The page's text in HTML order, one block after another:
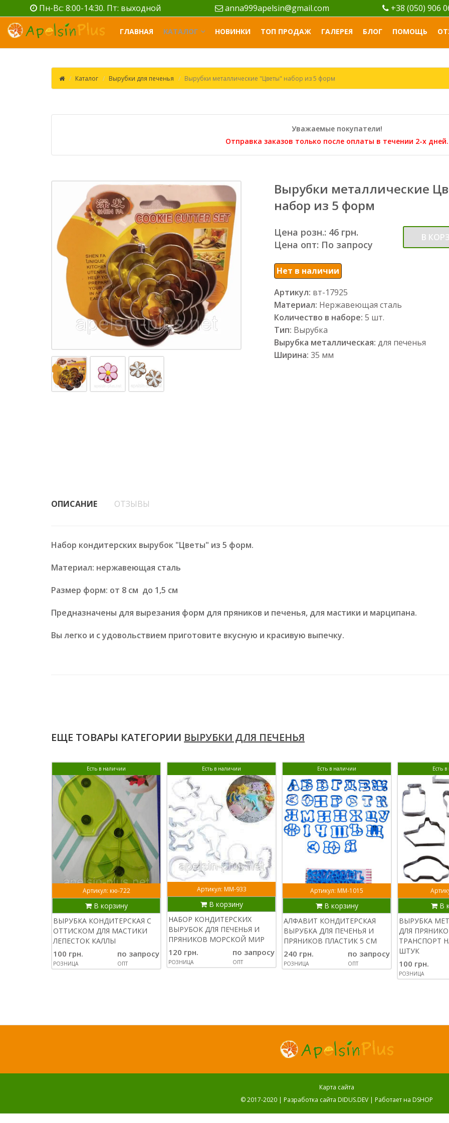
Пн-Вс: 8:00-14:30. Пт: выходной anna999apelsin@gmail.com +38 (050) 906
ГЛАВНАЯ КАТАЛОГ НОВИНКИ ТОП ПРОДАЖ ГАЛЕРЕЯ БЛОГ ПОМОЩЬ
Каталог Вырубки для печенья Вырубки металлические "Цветы" набор из 5 форм
Уважаемые покупатели!
Отправка заказов только после оплаты в течении 2-х дней.
Вырубки металлические
набор из 5 форм
Цена розн.: 46 грн.
Цена опт: По запросу
В
Нет в наличии
Артикул: вт-17925
Материал: Нержавеющая сталь
Количество в наборе: 5 шт.
Тип: Вырубка
Вырубка металлическая: для печенья
Ширина: 35 мм
ОПИСАНИЕ ОТЗЫВЫ
Набор кондитерских вырубок "Цветы" из 5 форм.
Материал: нержавеющая сталь
Размер форм: от 8 см до 1,5 см
Предназначены для вырезания форм для пряников и печенья, для мастики и марципана.
Вы легко и с удовольствием приготовите вкусную и красивую выпечку.
ЕЩЕ ТОВАРЫ КАТЕГОРИИ ВЫРУБКИ ДЛЯ ПЕЧЕНЬЯ
Есть в наличии
Артикул: кю-722
В корзину
ВЫРУБКА КОНДИТЕРСКАЯ С
ОТТИСКОМ ДЛЯ МАСТИКИ
ЛЕПЕСТОК КАЛЛЫ
100 грн.
РОЗНИЦА
по запросу
ОПТ
Есть в наличии
Артикул: ММ-933
В корзину
НАБОР КОНДИТЕРСКИХ
ВЫРУБОК ДЛЯ ПЕЧЕНЬЯ И
ПРЯНИКОВ МОРСКОЙ МИР
120 грн.
РОЗНИЦА
по запросу
ОПТ
Есть в наличии
Артикул: ММ-1015
В корзину
АЛФАВИТ КОНДИТЕРСКАЯ
ВЫРУБКА ДЛЯ ПЕЧЕНЬЯ И
ПРЯНИКОВ ПЛАСТИК 5 СМ
240 грн.
РОЗНИЦА
по запросу
ОПТ
Есть
В
ВЫРУБКА
ДЛЯ
ТРАНСПОРТ
ШТУК
100 грн.
РОЗНИЦА
Карта сайта
© 2017-2020 | Разработка сайта DIDUS.DEV | Работает на DSHOP